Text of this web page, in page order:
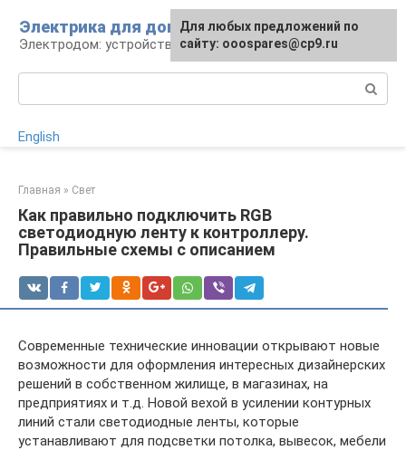
контенту
Электрика для дома
Электродом: устройства, кабели, ремонт
English
Главная » Свет
Как правильно подключить RGB
светодиодную ленту к контроллеру.
Правильные схемы с описанием
Современные технические инновации открывают новые
возможности для оформления интересных дизайнерских
решений в собственном жилище, в магазинах, на
предприятиях и т.д. Новой вехой в усилении контурных
линий стали светодиодные ленты, которые
устанавливают для подсветки потолка, вывесок, мебели
Для любых предложений по
сайту: ooospares@cp9.ru